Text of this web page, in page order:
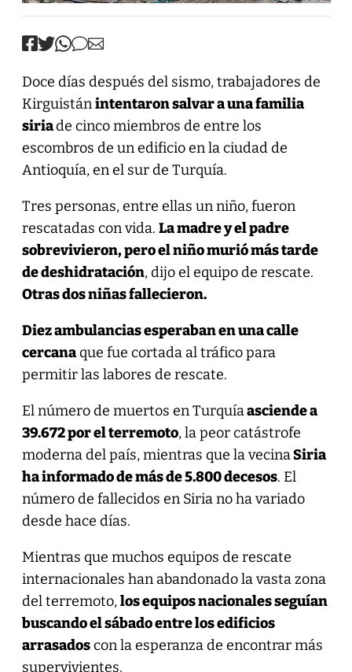
Doce días después del sismo, trabajadores de
Kirguistánintentaron salvar a una familia
siriade cinco miembros de entre los
escombros de un edificio en la ciudad de
Antioquía, en el sur de Turquía.
Tres personas, entre ellas un niño, fueron
rescatadas con vida. La madre y el padre
sobrevivieron, pero el niño murió más tarde
de deshidratación, dijo el equipo de rescate.
Otras dos niñas fallecieron.
Diez ambulancias esperaban en una calle
cercanaque fue cortada al tráfico para
permitir las labores de rescate.
El número de muertos en Turquíaasciende a
39.672 por el terremoto, la peor catástrofe
moderna del país, mientras que la vecinaSiria
ha informado de más de 5.800 decesos. El
número de fallecidos en Siria no ha variado
desde hace días.
Mientras que muchos equipos de rescate
internacionales han abandonado la vasta zona
del terremoto,los equipos nacionales seguían
buscando el sábado entre los edificios
arrasadoscon la esperanza de encontrar más
supervivientes.